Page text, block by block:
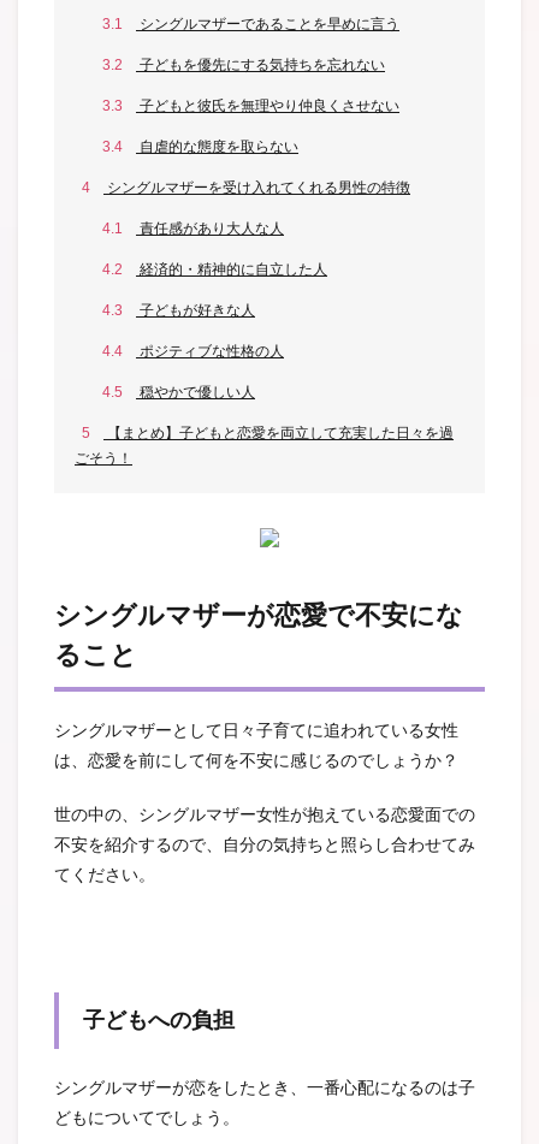
3.1 シングルマザーであることを早めに言う
3.2 子どもを優先にする気持ちを忘れない
3.3 子どもと彼氏を無理やり仲良くさせない
3.4 自虐的な態度を取らない
4 シングルマザーを受け入れてくれる男性の特徴
4.1 責任感があり大人な人
4.2 経済的・精神的に自立した人
4.3 子どもが好きな人
4.4 ポジティブな性格の人
4.5 穏やかで優しい人
5
【まとめ】子どもと恋愛を両立して充実した日々を過
ごそう！
シングルマザーが恋愛で不安にな
ること
シングルマザーとして日々子育てに追われている女性
は、恋愛を前にして何を不安に感じるのでしょうか？
世の中の、シングルマザー女性が抱えている恋愛面での
不安を紹介するので、自分の気持ちと照らし合わせてみ
てください。
子どもへの負担
シングルマザーが恋をしたとき、一番心配になるのは子
どもについてでしょう。